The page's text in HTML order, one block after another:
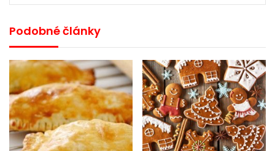
Podobné články